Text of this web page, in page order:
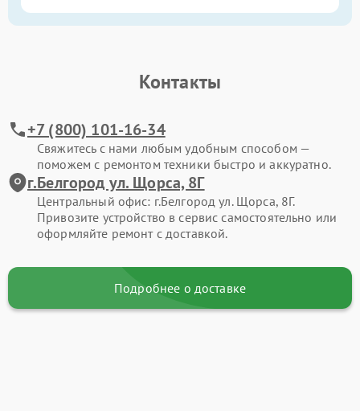
Контакты
+7 (800) 101-16-34
Свяжитесь с нами любым удобным способом —
поможем с ремонтом техники быстро и аккуратно.
г.Белгород ул. Щорса, 8Г
Центральный офис: г.Белгород ул. Щорса, 8Г.
Привозите устройство в сервис самостоятельно или
оформляйте ремонт с доставкой.
Подробнее о доставке